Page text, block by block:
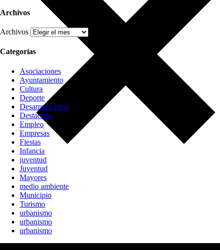
Archivos
Archivos
Categorías
Asociaciones
Ayuntamiento
Cultura
Deporte
Desarrollo local
Destacado
Empleo
Empresas
Fiestas
Infancia
juventud
Juventud
Mayores
medio ambiente
Municipio
Turismo
urbanismo
urbanismo
urbanismo